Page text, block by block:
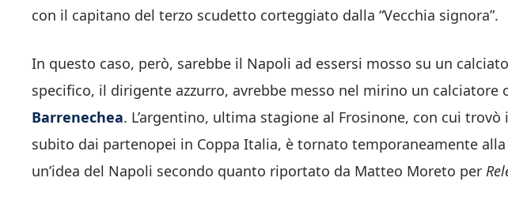
con il capitano del terzo scudetto corteggiato dalla “Vecchia signora”.
In questo caso, però, sarebbe il Napoli ad essersi mosso su un
specifico, il dirigente azzurro, avrebbe messo nel mirino un calciatore
Barrenechea. L’argentino, ultima stagione al Frosinone, con cui
subito dai partenopei in Coppa Italia, è tornato temporaneamente alla
un’idea del Napoli secondo quanto riportato da Matteo Moreto per